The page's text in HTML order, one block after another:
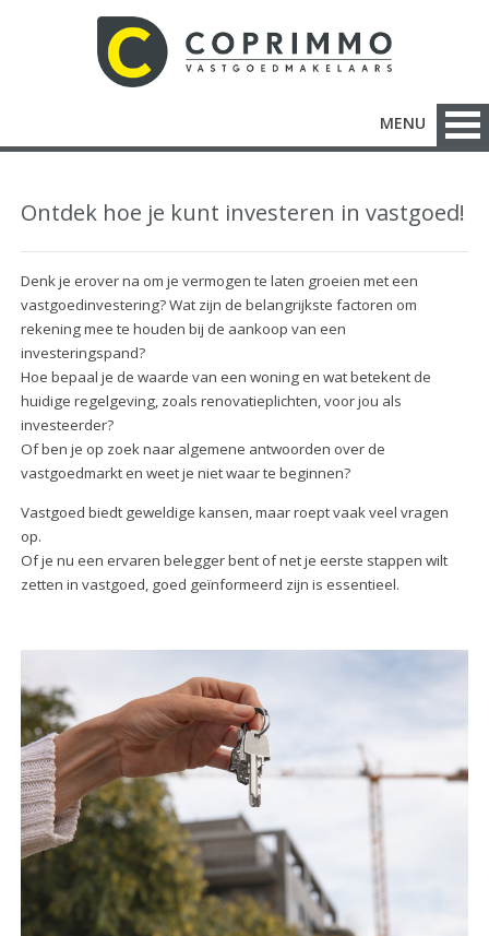
MENU
Ontdek hoe je kunt investeren in vastgoed!
Denk je erover na om je vermogen te laten groeien met een
vastgoedinvestering? Wat zijn de belangrijkste factoren om
rekening mee te houden bij de aankoop van een
investeringspand?
Hoe bepaal je de waarde van een woning en wat betekent de
huidige regelgeving, zoals renovatieplichten, voor jou als
investeerder?
Of ben je op zoek naar algemene antwoorden over de
vastgoedmarkt en weet je niet waar te beginnen?
Vastgoed biedt geweldige kansen, maar roept vaak veel vragen
op.
Of je nu een ervaren belegger bent of net je eerste stappen wilt
zetten in vastgoed, goed geïnformeerd zijn is essentieel.